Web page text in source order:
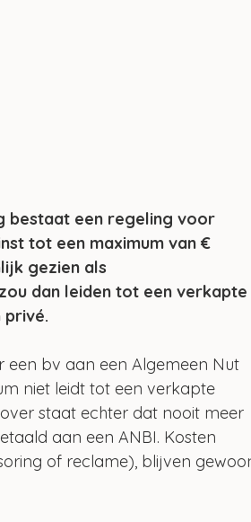
bestaat een regeling voor
tot een maximum van €
gezien als
dan leiden tot een verkapte
bv aan een Algemeen Nut
niet leidt tot een verkapte
staat echter dat nooit meer
aan een ANBI. Kosten
of reclame), blijven